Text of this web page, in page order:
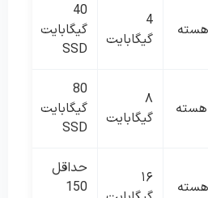
4
گیگابایت
40
گیگابایت
SSD
۸
گیگابایت
80
گیگابایت
SSD
۶ هسته
۱۶
حداقل
150